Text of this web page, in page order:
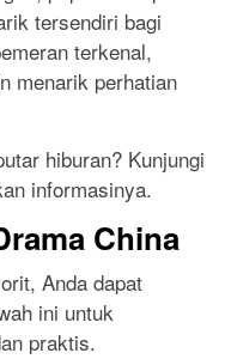
tersendiri bagi
terkenal,
menarik perhatian
hiburan? Kunjungi
informasinya.
China
Anda dapat
ini untuk
praktis.